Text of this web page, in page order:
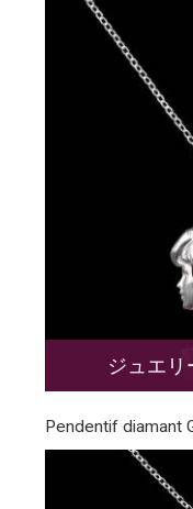
ジュエリ
Pendentif diamant